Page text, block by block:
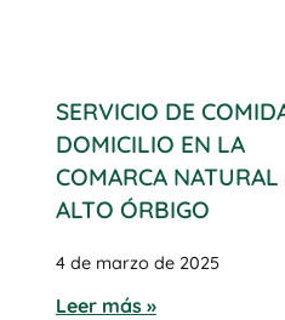
SERVICIO DE
DOMICILIO EN LA
COMARCA NATURAL
ALTO ÓRBIGO
4 de marzo de 2025
Leer más »